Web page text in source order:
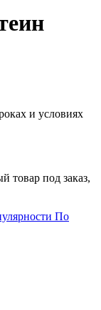
и условиях
товар под заказ,
По